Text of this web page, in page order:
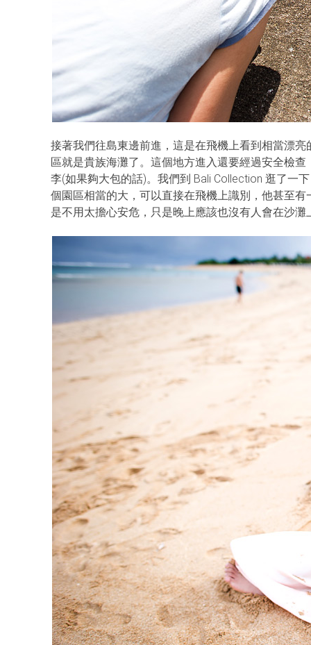
接著我們往島東邊前進，這是在飛機上看到相當漂亮
區就是貴族海灘了。這個地方進入還要經過安全檢
李(如果夠大包的話)。我們到 Bali Collection 逛了一
個園區相當的大，可以直接在飛機上識別，他甚至
是不用太擔心安危，只是晚上應該也沒有人會在沙灘